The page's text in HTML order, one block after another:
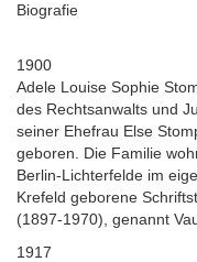
Biografie
1900
Adele Louise Sophie
des Rechtsanwalts und
seiner Ehefrau Else
geboren. Die Familie
Berlin-Lichterfelde im
Krefeld geborene
(1897-1970), genannt
1917